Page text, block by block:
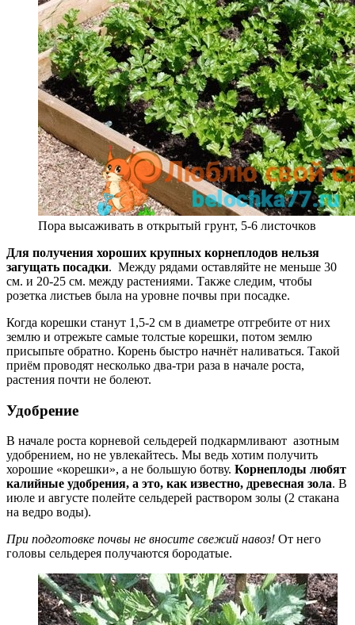
Пора высаживать в открытый грунт, 5-6 листочков
Для получения хороших крупных корнеплодов нельзя
загущать посадки. Между рядами оставляйте не меньше 30
см. и 20-25 см. между растениями. Также следим, чтобы
розетка листьев была на уровне почвы при посадке.
Когда корешки станут 1,5-2 см в диаметре отгребите от них
землю и отрежьте самые толстые корешки, потом землю
присыпьте обратно. Корень быстро начнёт наливаться. Такой
приём проводят несколько два-три раза в начале роста,
растения почти не болеют.
Удобрение
В начале роста корневой сельдерей подкармливают азотным
удобрением, но не увлекайтесь. Мы ведь хотим получить
хорошие «корешки», а не большую ботву. Корнеплоды любят
калийные удобрения, а это, как известно, древесная зола. В
июле и августе полейте сельдерей раствором золы (2 стакана
на ведро воды).
При подготовке почвы не вносите свежий навоз! От него
головы сельдерея получаются бородатые.